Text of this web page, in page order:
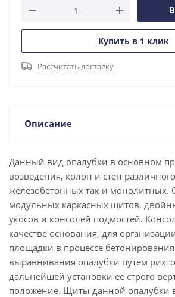
Купить в 1 клик
Рассчитать доставку
Описание
Данный вид опалубки в основном
возведения, колон и стен
железобетонных так и монолитных.
модульных каркасных щитов,
укосов и консолей подмостей.
качестве основания, для
площадки в процессе
выравнивания опалубки путем
дальнейшей установки ее строго
положение. Щиты данной опалубки